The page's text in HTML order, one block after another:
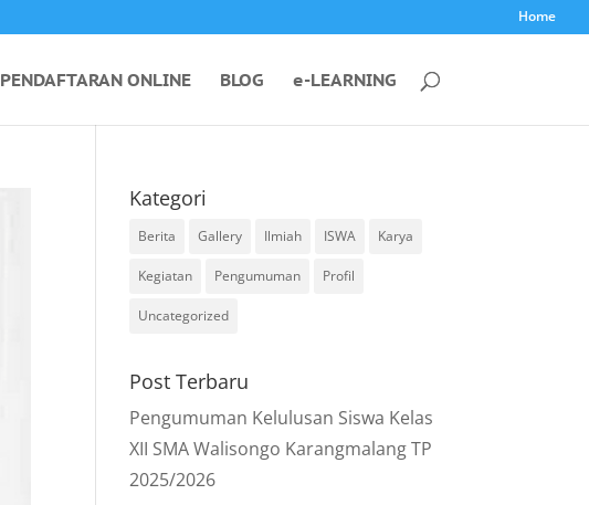
Home
PENDAFTARAN ONLINE BLOG e-LEARNING
Kategori
Berita Gallery Ilmiah ISWA Karya
Kegiatan Pengumuman Profil
Uncategorized
Post Terbaru
Pengumuman Kelulusan Siswa Kelas
XII SMA Walisongo Karangmalang TP
2025/2026